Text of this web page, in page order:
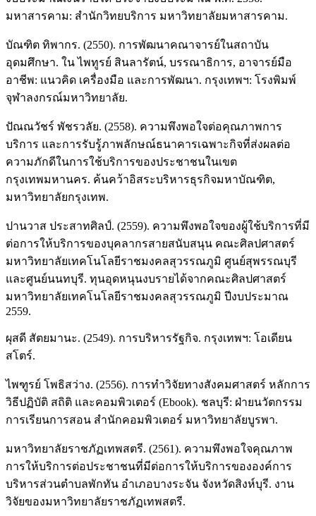
มหาสารคาม: สำนักวิทยบริการ มหาวิทยาลัยมหาสารคาม.
บัณฑิต ทิพากร. (2550). การพัฒนาคณาจารย์ในสถาบัน
อุดมศึกษา. ใน ไพทูรย์ สินลารัตน์, บรรณาธิการ, อาจารย์มือ
อาชีพ: แนวคิด เครื่องมือ และการพัฒนา. กรุงเทพฯ: โรงพิมพ์
จุฬาลงกรณ์มหาวิทยาลัย.
ปัณณวัชร์ พัชรวลัย. (2558). ความพึงพอใจต่อคุณภาพการ
บริการ และการรับรู้ภาพลักษณ์ธนาคารเฉพาะกิจที่ส่งผลต่อ
ความภักดีในการใช้บริการของประชาชนในเขต
กรุงเทพมหานคร. ค้นคว้าอิสระบริหารธุรกิจมหาบัณฑิต,
มหาวิทยาลัยกรุงเทพ.
ปานวาส ประสาทศิลป์. (2559). ความพึงพอใจของผู้ใช้บริการที่มี
ต่อการให้บริการของบุคลากรสายสนับสนุน คณะศิลปศาสตร์
มหาวิทยาลัยเทคโนโลยีราชมงคลสุวรรณภูมิ ศูนย์สุพรรณบุรี
และศูนย์นนทบุรี. ทุนอุดหนุนงบรายได้จากคณะศิลปศาสตร์
มหาวิทยาลัยเทคโนโลยีราชมงคลสุวรรณภูมิ ปีงบประมาณ
2559.
ผุสดี สัตยมานะ. (2549). การบริหารรัฐกิจ. กรุงเทพฯ: โอเดียน
สโตร์.
ไพฑูรย์ โพธิสว่าง. (2556). การทำวิจัยทางสังคมศาสตร์ หลักการ
วิธีปฏิบัติ สถิติ และคอมพิวเตอร์ (Ebook). ชลบุรี: ฝ่ายนวัตกรรม
การเรียนการสอน สำนักคอมพิวเตอร์ มหาวิทยาลัยบูรพา.
มหาวิทยาลัยราชภัฏเทพสตรี. (2561). ความพึงพอใจคุณภาพ
การให้บริการต่อประชาชนที่มีต่อการให้บริการขององค์การ
บริหารส่วนตำบลพักทัน อำเภอบางระจัน จังหวัดสิงห์บุรี. งาน
วิจัยของมหาวิทยาลัยราชภัฏเทพสตรี.